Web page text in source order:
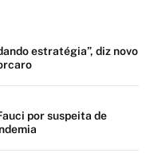
estratégia”, diz novo
por suspeita de